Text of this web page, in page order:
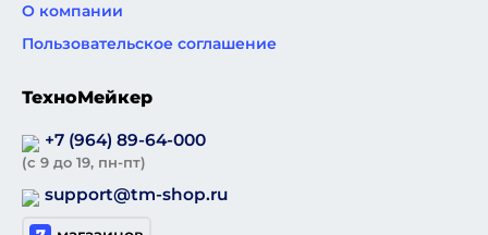
О компании
Пользовательское соглашение
ТехноМейкер
+7 (964) 89-64-000
(с 9 до 19, пн-пт)
support@tm-shop.ru